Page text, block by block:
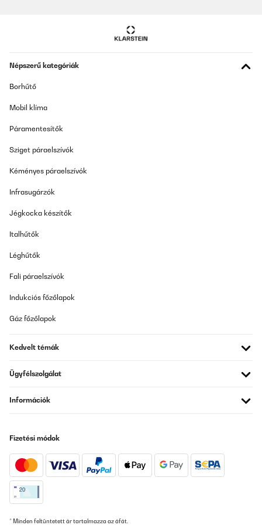
Népszerű kategóriák
Borhűtő
Mobil klíma
Páramentesítők
Sziget páraelszívók
Kéményes páraelszívók
Infrasugárzók
Jégkocka készítők
Italhűtők
Léghűtők
Fali páraelszívók
Indukciós főzőlapok
Gáz főzőlapok
Kedvelt témák
Ügyfélszolgálat
Információk
Fizetési módok
* Minden feltüntetett ár tartalmazza az áfát.